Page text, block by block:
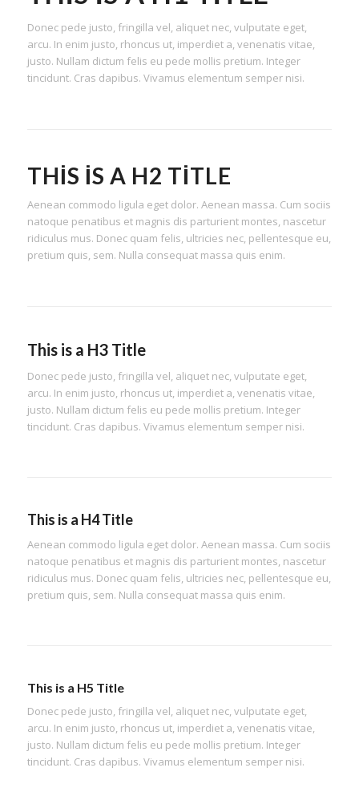
Donec pede justo, fringilla vel, aliquet nec, vulputate eget,
arcu. In enim justo, rhoncus ut, imperdiet a, venenatis vitae,
justo. Nullam dictum felis eu pede mollis pretium. Integer
tincidunt. Cras dapibus. Vivamus elementum semper nisi.
THIS IS A H2 TITLE
Aenean commodo ligula eget dolor. Aenean massa. Cum sociis
natoque penatibus et magnis dis parturient montes, nascetur
ridiculus mus. Donec quam felis, ultricies nec, pellentesque eu,
pretium quis, sem. Nulla consequat massa quis enim.
This is a H3 Title
Donec pede justo, fringilla vel, aliquet nec, vulputate eget,
arcu. In enim justo, rhoncus ut, imperdiet a, venenatis vitae,
justo. Nullam dictum felis eu pede mollis pretium. Integer
tincidunt. Cras dapibus. Vivamus elementum semper nisi.
This is a H4 Title
Aenean commodo ligula eget dolor. Aenean massa. Cum sociis
natoque penatibus et magnis dis parturient montes, nascetur
ridiculus mus. Donec quam felis, ultricies nec, pellentesque eu,
pretium quis, sem. Nulla consequat massa quis enim.
This is a H5 Title
Donec pede justo, fringilla vel, aliquet nec, vulputate eget,
arcu. In enim justo, rhoncus ut, imperdiet a, venenatis vitae,
justo. Nullam dictum felis eu pede mollis pretium. Integer
tincidunt. Cras dapibus. Vivamus elementum semper nisi.